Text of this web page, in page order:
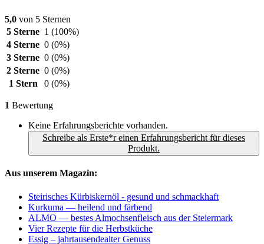
5,0 von 5 Sternen
5 Sterne 1 (100%)
4 Sterne 0 (0%)
3 Sterne 0 (0%)
2 Sterne 0 (0%)
1 Stern
0 (0%)
1 Bewertung
Keine Erfahrungsberichte vorhanden.
Schreibe als Erste*r einen Erfahrungsbericht für dieses
Produkt.
Aus unserem Magazin:
Steirisches Kürbiskernöl - gesund und schmackhaft
Kurkuma — heilend und färbend
ALMO — bestes Almochsenfleisch aus der Steiermark
Vier Rezepte für die Herbstküche
Essig – jahrtausendealter Genuss